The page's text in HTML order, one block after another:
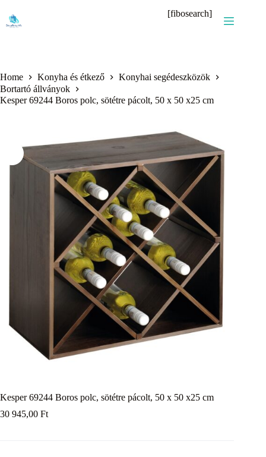
content
[fibosearch]
Home Konyha és étkező
Konyhai segédeszközök
Bortartó állványok
Kesper 69244 Boros polc, sötétre pácolt, 50 x 50 x25 cm
Kesper 69244 Boros polc, sötétre pácolt, 50 x 50 x25 cm
30 945,00 Ft